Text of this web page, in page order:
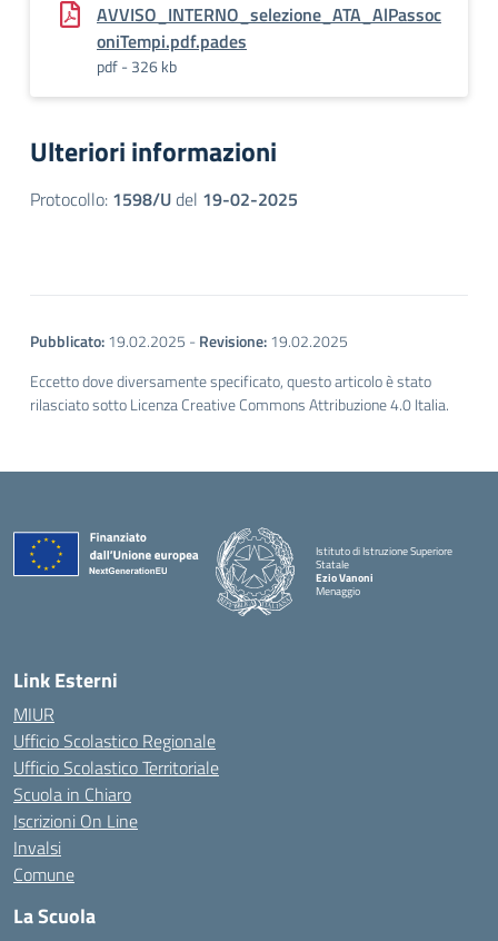
AVVISO_INTERNO_selezione_ATA_AlPassoc
oniTempi.pdf.pades
pdf - 326 kb
Ulteriori informazioni
Protocollo: 1598/Udel 19-02-2025
Pubblicato:19.02.2025 -Revisione:19.02.2025
Eccetto dove diversamente specificato, questo articolo è stato
rilasciato sotto Licenza Creative Commons Attribuzione 4.0 Italia.
Istituto di Istruzione Superiore
Statale
Ezio Vanoni
Menaggio
— Visita la pagina iniziale della scuola
Link Esterni
MIUR
Ufficio Scolastico Regionale
Ufficio Scolastico Territoriale
Scuola in Chiaro
Iscrizioni On Line
Invalsi
Comune
La Scuola